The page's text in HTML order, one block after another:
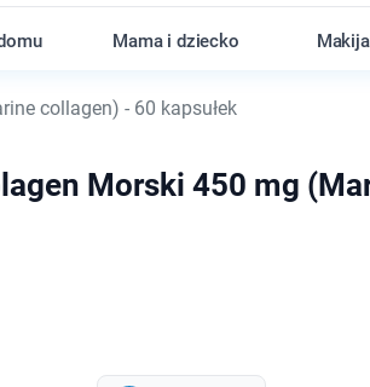
Mama i dziecko
collagen) - 60 kapsułek
Morski 450 mg